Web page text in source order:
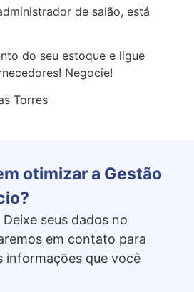
de salão, está
do seu estoque e ligue
Negocie!
Torres
otimizar a Gestão
seus dados no
em contato para
informações que você